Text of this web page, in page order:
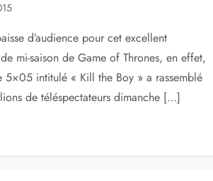
d’audience pour cet excellent
mi-saison de Game of Thrones, en effet,
5×05 intitulé « Kill the Boy » a rassemblé
de téléspectateurs dimanche […]